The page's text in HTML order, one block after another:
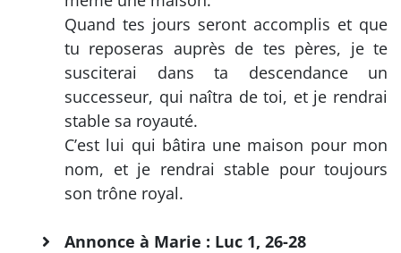
Quand tes jours seront accomplis et que
tu reposeras auprès de tes pères, je te
susciterai dans ta descendance un
successeur, qui naîtra de toi, et je rendrai
stable sa royauté.
C’est lui qui bâtira une maison pour mon
nom, et je rendrai stable pour toujours
son trône royal.
Annonce à Marie : Luc 1, 26-28